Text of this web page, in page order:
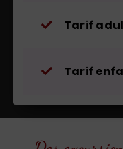
Tarif
Tarif